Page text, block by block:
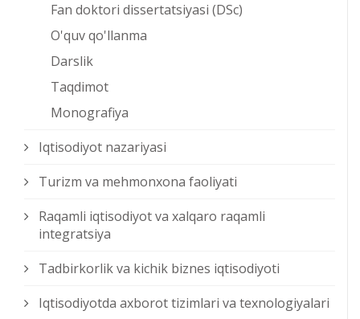
Fan doktori dissertatsiyasi (DSc)
O'quv qo'llanma
Darslik
Taqdimot
Monografiya
Iqtisodiyot nazariyasi
Turizm va mehmonxona faoliyati
Raqamli iqtisodiyot va xalqaro raqamli
integratsiya
Tadbirkorlik va kichik biznes iqtisodiyoti
Iqtisodiyotda axborot tizimlari va texnologiyalari